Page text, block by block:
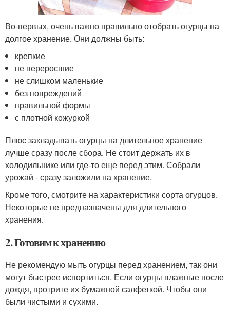
Во-первых, очень важно правильно отобрать огурцы на
долгое хранение. Они должны быть:
крепкие
не переросшие
не слишком маленькие
без повреждений
правильной формы
с плотной кожуркой
Плюс закладывать огурцы на длительное хранение
лучше сразу после сбора. Не стоит держать их в
холодильнике или где-то еще перед этим. Собрали
урожай - сразу заложили на хранение.
Кроме того, смотрите на характеристики сорта огурцов.
Некоторые не предназначены для длительного
хранения.
2. Готовим к хранению
Не рекомендую мыть огурцы перед хранением, так они
могут быстрее испортиться. Если огурцы влажные после
дождя, протрите их бумажной салфеткой. Чтобы они
были чистыми и сухими.